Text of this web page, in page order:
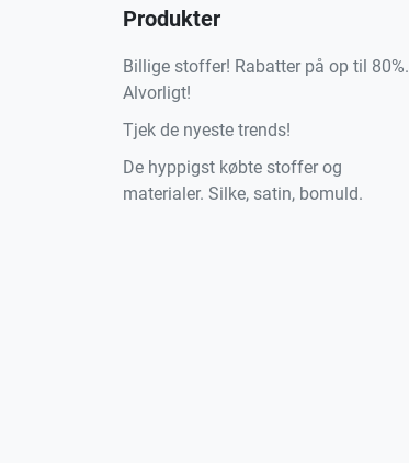
Produkter
Billige stoffer! Rabatter på op til 80%.
Alvorligt!
Tjek de nyeste trends!
De hyppigst købte stoffer og
materialer. Silke, satin, bomuld.